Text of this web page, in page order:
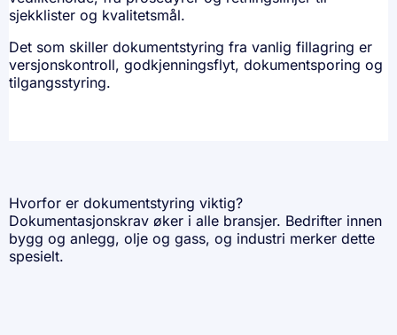
sjekklister og kvalitetsmål.
Det som skiller dokumentstyring fra vanlig fillagring er
versjonskontroll, godkjenningsflyt, dokumentsporing og
tilgangsstyring.
Hvorfor er dokumentstyring viktig?
Dokumentasjonskrav øker i alle bransjer. Bedrifter innen
bygg og anlegg, olje og gass, og industri merker dette
spesielt.